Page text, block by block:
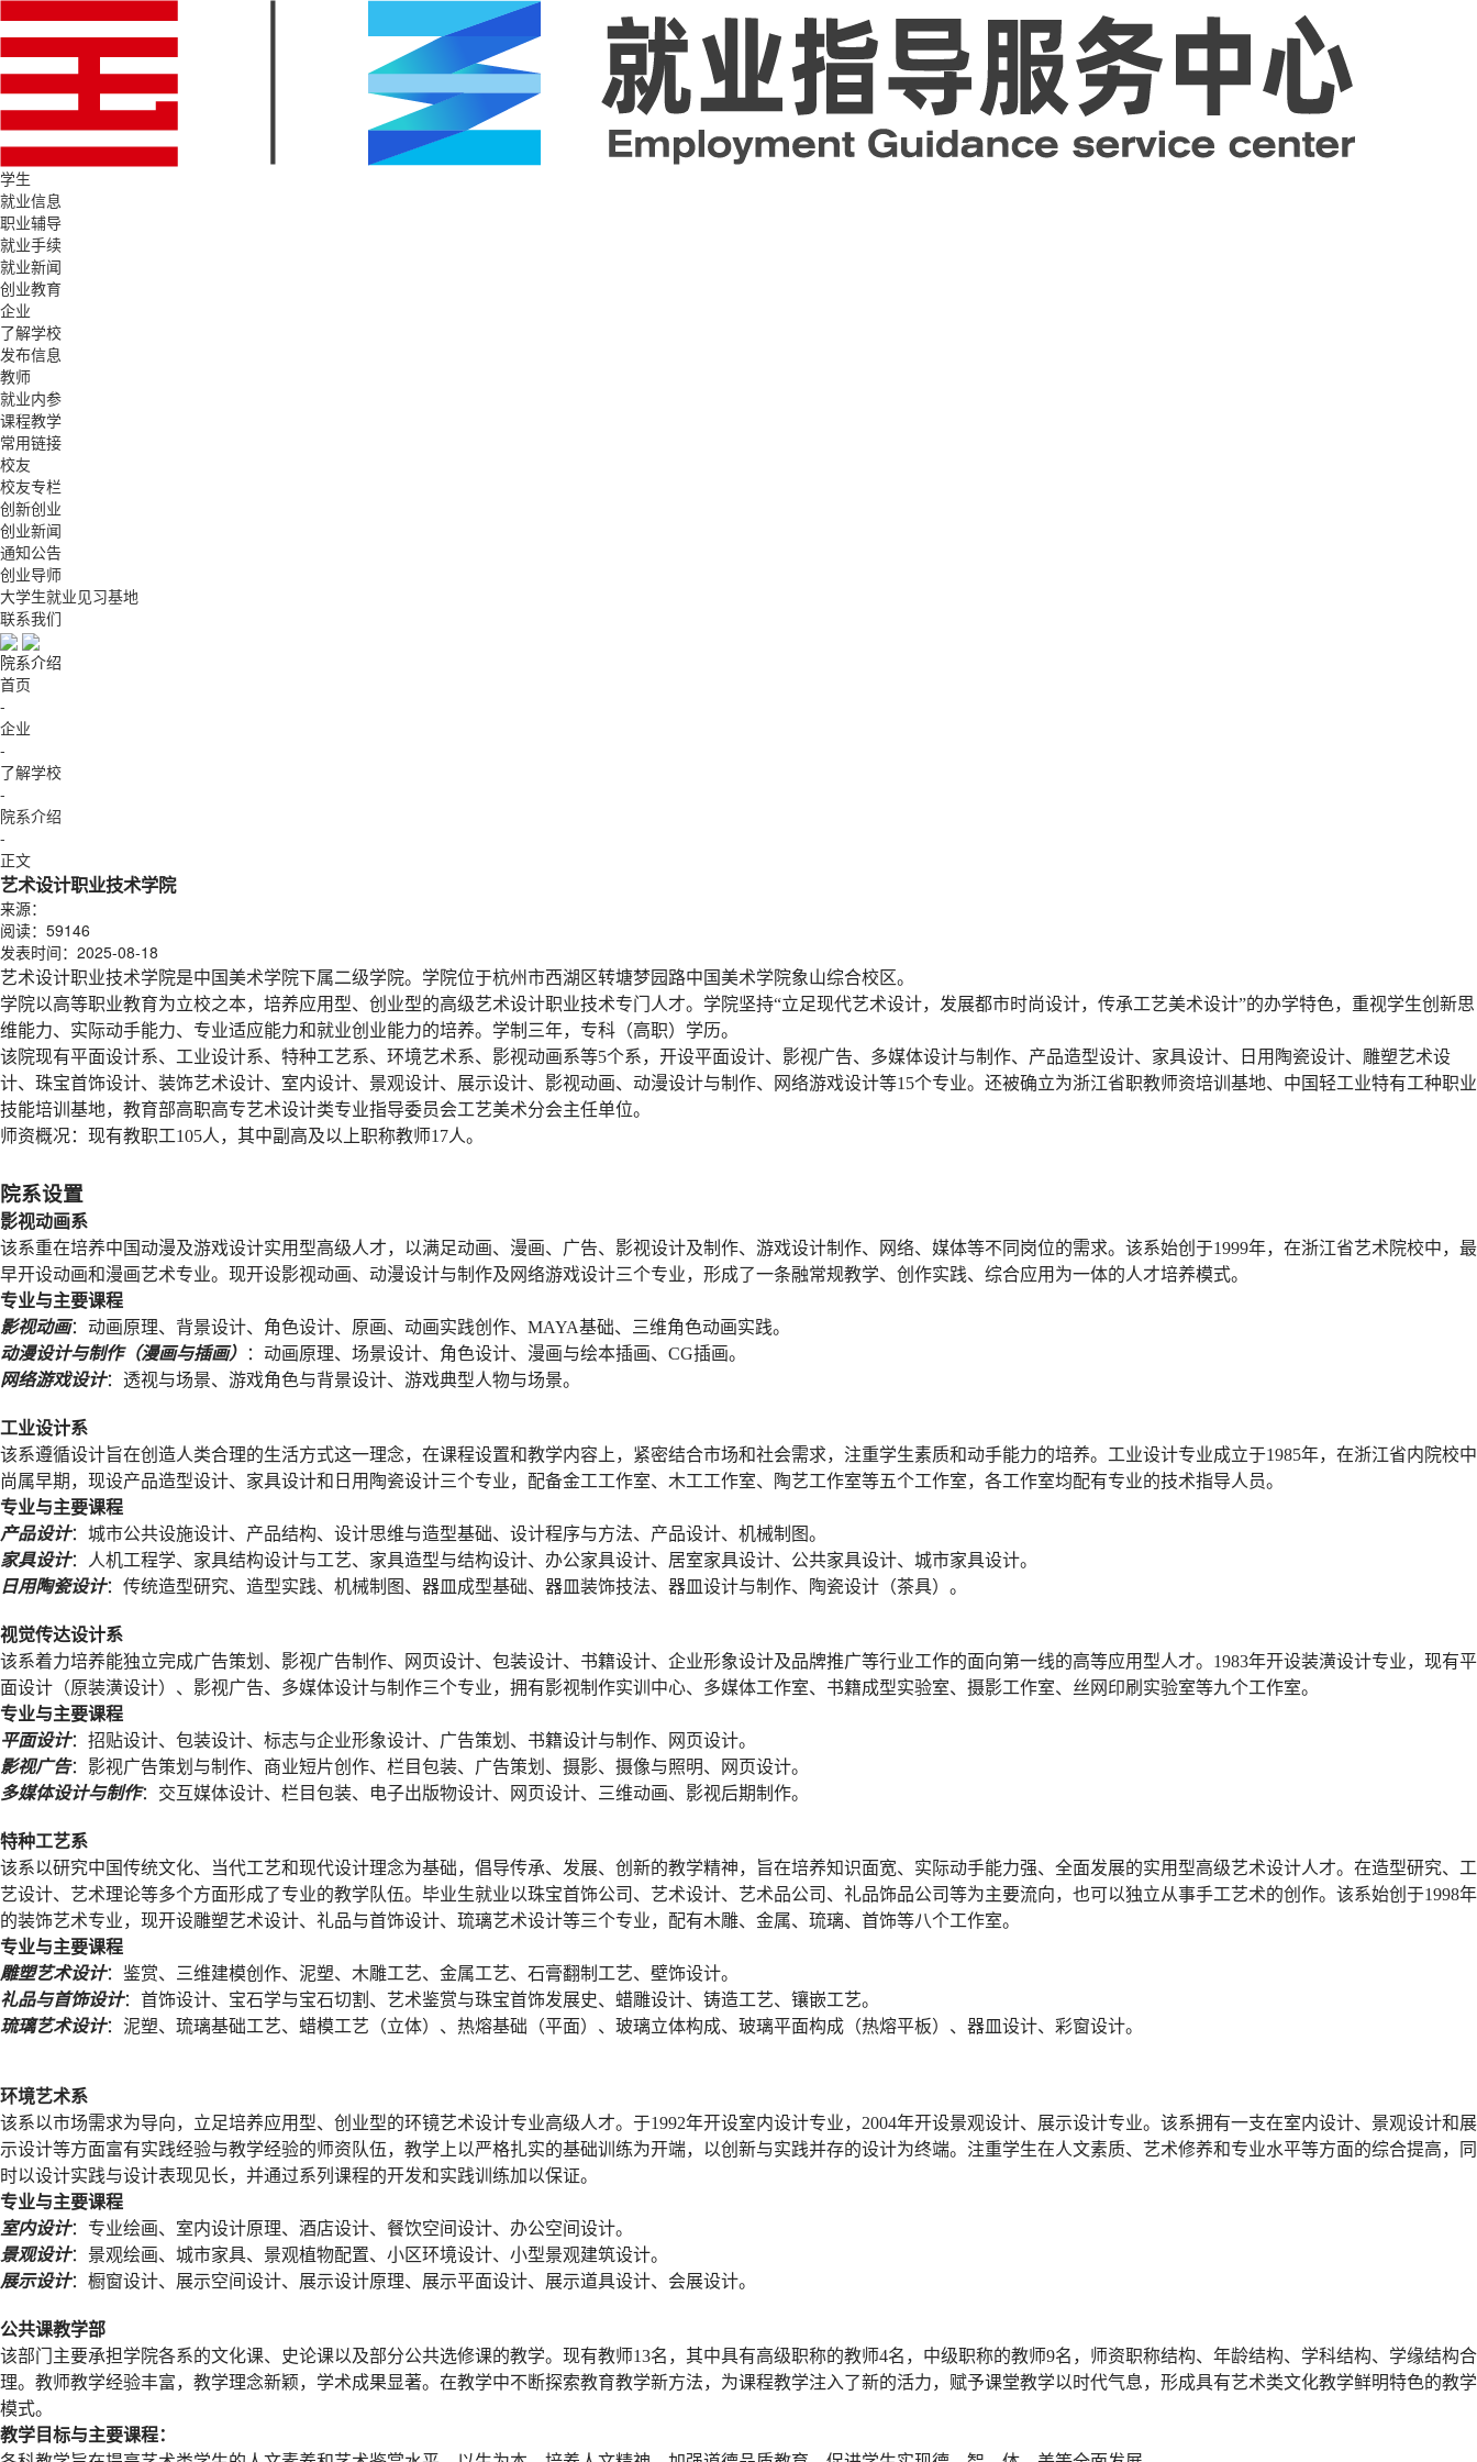
学生
就业信息
职业辅导
就业手续
就业新闻
创业教育
企业
了解学校
发布信息
教师
就业内参
课程教学
常用链接
校友
校友专栏
创新创业
创业新闻
通知公告
创业导师
大学生就业见习基地
联系我们
院系介绍
首页
-
企业
-
了解学校
-
院系介绍
-
正文
艺术设计职业技术学院
来源：
阅读： 59146
发表时间：2025-08-18
艺术设计职业技术学院是中国美术学院下属二级学院。学院位于杭州市西湖区转塘梦园路中国美术学院象山综合校区。
学院以高等职业教育为立校之本，培养应用型、创业型的高级艺术设计职业技术专门人才。学院坚持“立足现代艺术设计，发展都市时尚设计，传承工艺美术设计”的办学特色，重视学生创新思
维能力、实际动手能力、专业适应能力和就业创业能力的培养。学制三年，专科（高职）学历。
该院现有平面设计系、工业设计系、特种工艺系、环境艺术系、影视动画系等5个系，开设平面设计、影视广告、多媒体设计与制作、产品造型设计、家具设计、日用陶瓷设计、雕塑艺术设
计、珠宝首饰设计、装饰艺术设计、室内设计、景观设计、展示设计、影视动画、动漫设计与制作、网络游戏设计等15个专业。还被确立为浙江省职教师资培训基地、中国轻工业特有工种职业
技能培训基地，教育部高职高专艺术设计类专业指导委员会工艺美术分会主任单位。
师资概况：现有教职工105人，其中副高及以上职称教师17人。
院系设置
影视动画系
该系重在培养中国动漫及游戏设计实用型高级人才，以满足动画、漫画、广告、影视设计及制作、游戏设计制作、网络、媒体等不同岗位的需求。该系始创于1999年，在浙江省艺术院校中，最
早开设动画和漫画艺术专业。现开设影视动画、动漫设计与制作及网络游戏设计三个专业，形成了一条融常规教学、创作实践、综合应用为一体的人才培养模式。
专业与主要课程
影视动画：动画原理、背景设计、角色设计、原画、动画实践创作、MAYA基础、三维角色动画实践。
动漫设计与制作（漫画与插画）
：动画原理、场景设计、角色设计、漫画与绘本插画、CG插画。
网络游戏设计：透视与场景、游戏角色与背景设计、游戏典型人物与场景。
工业设计系
该系遵循设计旨在创造人类合理的生活方式这一理念，在课程设置和教学内容上，紧密结合市场和社会需求，注重学生素质和动手能力的培养。工业设计专业成立于1985年，在浙江省内院校中
尚属早期，现设产品造型设计、家具设计和日用陶瓷设计三个专业，配备金工工作室、木工工作室、陶艺工作室等五个工作室，各工作室均配有专业的技术指导人员。
专业与主要课程
产品设计：城市公共设施设计、产品结构、设计思维与造型基础、设计程序与方法、产品设计、机械制图。
家具设计：人机工程学、家具结构设计与工艺、家具造型与结构设计、办公家具设计、居室家具设计、公共家具设计、城市家具设计。
日用陶瓷设计：传统造型研究、造型实践、机械制图、器皿成型基础、器皿装饰技法、器皿设计与制作、陶瓷设计（茶具）。
视觉传达设计系
该系着力培养能独立完成广告策划、影视广告制作、网页设计、包装设计、书籍设计、企业形象设计及品牌推广等行业工作的面向第一线的高等应用型人才。1983年开设装潢设计专业，现有平
面设计（原装潢设计）、影视广告、多媒体设计与制作三个专业，拥有影视制作实训中心、多媒体工作室、书籍成型实验室、摄影工作室、丝网印刷实验室等九个工作室。
专业与主要课程
平面设计：招贴设计、包装设计、标志与企业形象设计、广告策划、书籍设计与制作、网页设计。
影视广告：影视广告策划与制作、商业短片创作、栏目包装、广告策划、摄影、摄像与照明、网页设计。
多媒体设计与制作：交互媒体设计、栏目包装、电子出版物设计、网页设计、三维动画、影视后期制作。
特种工艺系
该系以研究中国传统文化、当代工艺和现代设计理念为基础，倡导传承、发展、创新的教学精神，旨在培养知识面宽、实际动手能力强、全面发展的实用型高级艺术设计人才。在造型研究、工
艺设计、艺术理论等多个方面形成了专业的教学队伍。毕业生就业以珠宝首饰公司、艺术设计、艺术品公司、礼品饰品公司等为主要流向，也可以独立从事手工艺术的创作。该系始创于1998年
的装饰艺术专业，现开设雕塑艺术设计、礼品与首饰设计、琉璃艺术设计等三个专业，配有木雕、金属、琉璃、首饰等八个工作室。
专业与主要课程
雕塑艺术设计：鉴赏、三维建模创作、泥塑、木雕工艺、金属工艺、石膏翻制工艺、壁饰设计。
礼品与首饰设计：首饰设计、宝石学与宝石切割、艺术鉴赏与珠宝首饰发展史、蜡雕设计、铸造工艺、镶嵌工艺。
琉璃艺术设计：泥塑、琉璃基础工艺、蜡模工艺（立体）、热熔基础（平面）、玻璃立体构成、玻璃平面构成（热熔平板）、器皿设计、彩窗设计。
环境艺术系
该系以市场需求为导向，立足培养应用型、创业型的环镜艺术设计专业高级人才。于1992年开设室内设计专业，2004年开设景观设计、展示设计专业。该系拥有一支在室内设计、景观设计和展
示设计等方面富有实践经验与教学经验的师资队伍，教学上以严格扎实的基础训练为开端，以创新与实践并存的设计为终端。注重学生在人文素质、艺术修养和专业水平等方面的综合提高，同
时以设计实践与设计表现见长，并通过系列课程的开发和实践训练加以保证。
专业与主要课程
室内设计：专业绘画、室内设计原理、酒店设计、餐饮空间设计、办公空间设计。
景观设计：景观绘画、城市家具、景观植物配置、小区环境设计、小型景观建筑设计。
展示设计：橱窗设计、展示空间设计、展示设计原理、展示平面设计、展示道具设计、会展设计。
公共课教学部
该部门主要承担学院各系的文化课、史论课以及部分公共选修课的教学。现有教师13名，其中具有高级职称的教师4名，中级职称的教师9名，师资职称结构、年龄结构、学科结构、学缘结构合
理。教师教学经验丰富，教学理念新颖，学术成果显著。在教学中不断探索教育教学新方法，为课程教学注入了新的活力，赋予课堂教学以时代气息，形成具有艺术类文化教学鲜明特色的教学
模式。
教学目标与主要课程：